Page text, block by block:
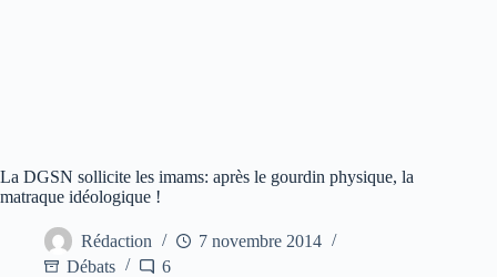
La DGSN sollicite les imams: après le gourdin physique, la
matraque idéologique !
Rédaction
7 novembre 2014
Débats
6